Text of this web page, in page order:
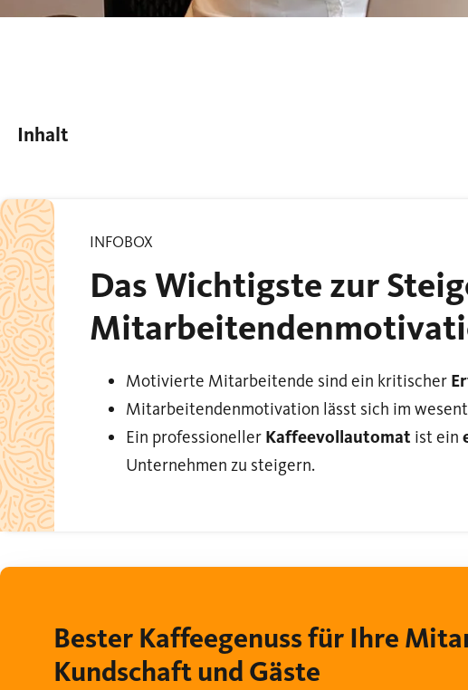
Inhalt
INFOBOX
Das Wichtigste zur
Motivierte Mitarbeitende sind ein kritischer
Mitarbeitendenmotivation lässt sich im
Ein professioneller Kaffeevollautomat ist ein
Unternehmen zu steigern.
Bester Kaffeegenuss für Ihre
Kundschaft und Gäste